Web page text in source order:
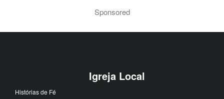
Sponsored
Igreja Local
Histórias de Fé